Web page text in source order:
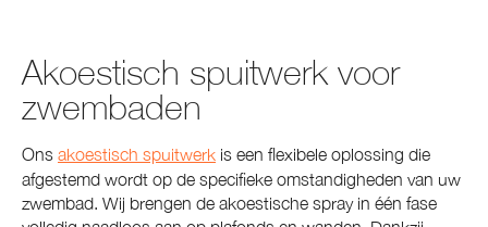
Akoestisch spuitwerk voor
zwembaden
Ons akoestisch spuitwerk is een flexibele oplossing die
afgestemd wordt op de specifieke omstandigheden van uw
zwembad. Wij brengen de akoestische spray in één fase